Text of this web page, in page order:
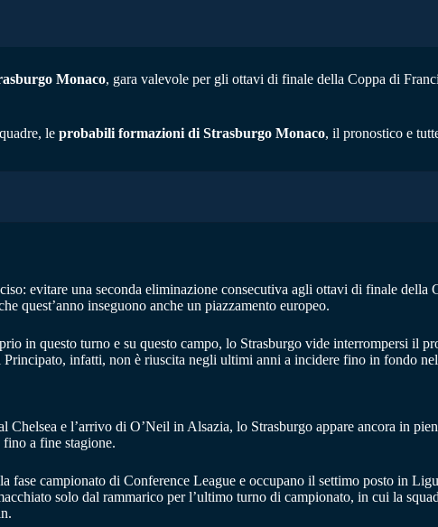
Monaco, gara valevole per gli ottavi di finale della Coppa di
le probabili formazioni di Strasburgo Monaco, il pronostico e
evitare una seconda eliminazione consecutiva agli ottavi di finale
quest’anno inseguono anche un piazzamento europeo.
in questo turno e su questo campo, lo Strasburgo vide interrompersi il
infatti, non è riuscita negli ultimi anni a incidere fino in fondo
e l’arrivo di O’Neil in Alsazia, lo Strasburgo appare ancora in
a fine stagione.
campionato di Conference League e occupano il settimo posto in
solo dal rammarico per l’ultimo turno di campionato, in cui la